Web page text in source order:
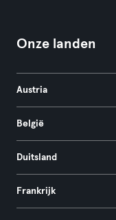
Onze landen
Austria
België
Duitsland
Frankrijk